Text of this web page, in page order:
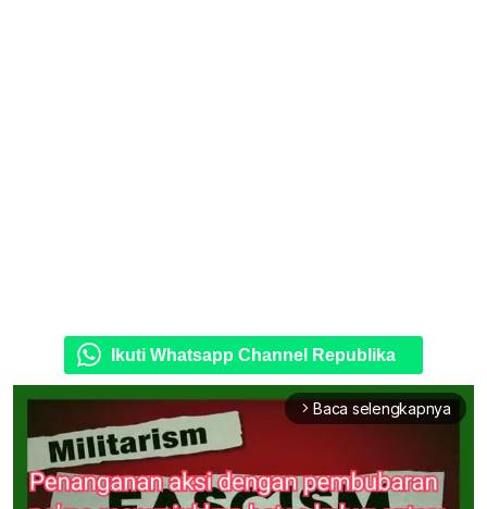
Ikuti Whatsapp Channel Republika
arrow_forward_ios Baca selengkapnya